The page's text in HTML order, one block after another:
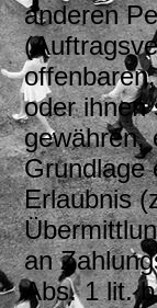
anderen
oder ihnen
gewähren,
Grundlage
Erlaubnis
an
Abs. 1 lit.